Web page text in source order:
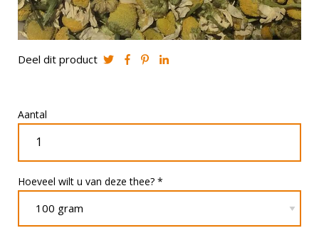
Deel dit product
Aantal
Hoeveel wilt u van deze thee? *